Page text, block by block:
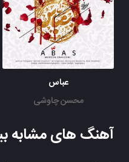
عباس
محسن چاوشی
آهنگ های مشابه